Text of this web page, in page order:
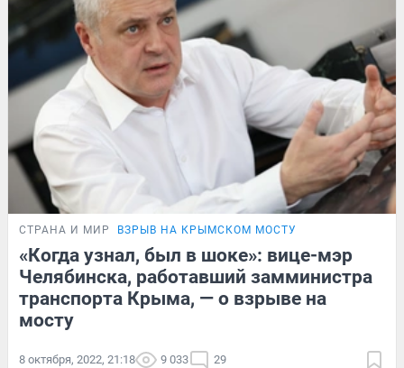
СТРАНА И МИР ВЗРЫВ НА КРЫМСКОМ МОСТУ
«Когда узнал, был в шоке»: вице-мэр
Челябинска, работавший замминистра
транспорта Крыма, — о взрыве на
мосту
8 октября, 2022, 21:18 9 033 29